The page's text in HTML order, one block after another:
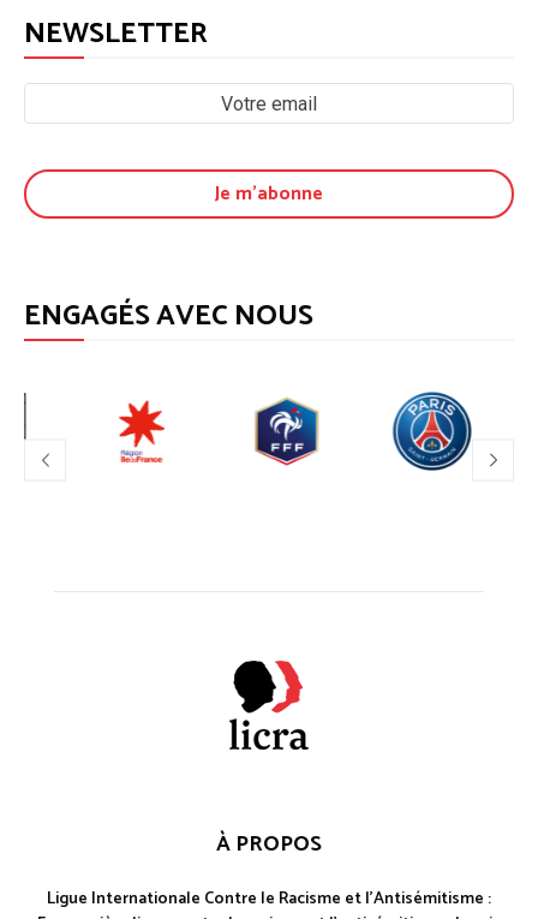
NEWSLETTER
ENGAGÉS AVEC NOUS
À PROPOS
Ligue Internationale Contre le Racisme et l'Antisémitisme :